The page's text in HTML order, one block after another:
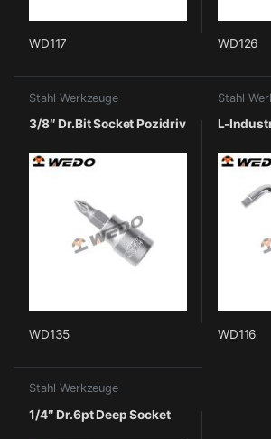
WD117 WD126
Stahl Werkzeuge
3/8″ Dr.Bit Socket Pozidriv
WD135
Stahl
L-
WD116
Stahl Werkzeuge
1/4″ Dr.6pt Deep Socket